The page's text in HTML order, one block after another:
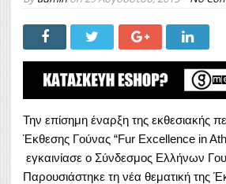
Την επίσημη έναρξη της εκθεσιακής
Έκθεσης Γούνας “Fur Excellence in
εγκαινίασε ο Σύνδεσμος Ελλήνων
Παρουσιάστηκε τη νέα θεματική της